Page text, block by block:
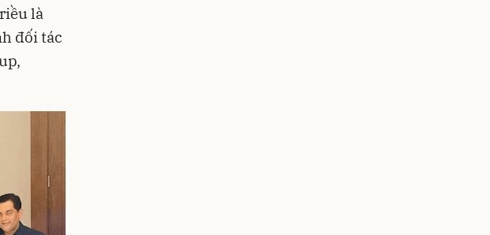
là
đối tác